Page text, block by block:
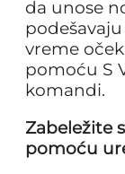
da unose
vreme
pomoću S
komandi.
Zabeležite
pomoću